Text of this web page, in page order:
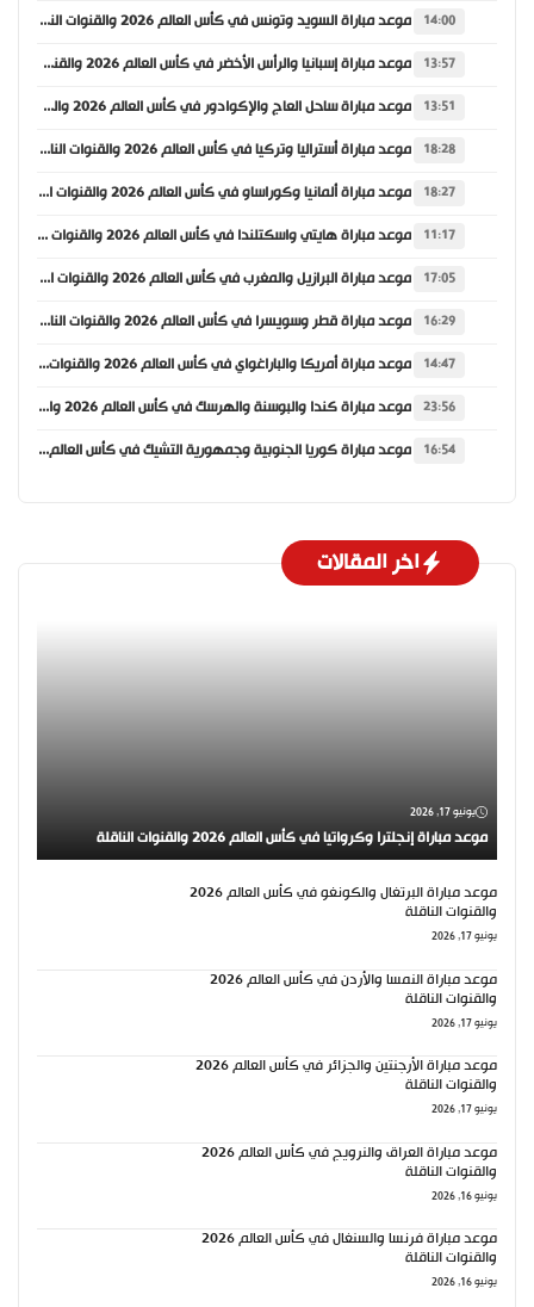
14:00 موعد مباراة السويد وتونس في كأس العالم 2026 والقنوات الناقلة
13:57 موعد مباراة إسبانيا والرأس الأخضر في كأس العالم 2026 والقنوات الناقلة
13:51 موعد مباراة ساحل العاج والإكوادور في كأس العالم 2026 والقنوات الناقلة
18:28 موعد مباراة أستراليا وتركيا في كأس العالم 2026 والقنوات الناقلة
18:27 موعد مباراة ألمانيا وكوراساو في كأس العالم 2026 والقنوات الناقلة
11:17 موعد مباراة هايتي واسكتلندا في كأس العالم 2026 والقنوات الناقلة
17:05 موعد مباراة البرازيل والمغرب في كأس العالم 2026 والقنوات الناقلة
16:29 موعد مباراة قطر وسويسرا في كأس العالم 2026 والقنوات الناقلة
14:47 موعد مباراة أمريكا والباراغواي في كأس العالم 2026 والقنوات الناقلة
23:56 موعد مباراة كندا والبوسنة والهرسك في كأس العالم 2026 والقنوات الناقلة
16:54 موعد مباراة كوريا الجنوبية وجمهورية التشيك في كأس العالم 2026 والقنوات الناقلة
اخر المقالات
يونيو 17, 2026
موعد مباراة إنجلترا وكرواتيا في كأس العالم 2026 والقنوات الناقلة
موعد مباراة البرتغال والكونغو في كأس العالم 2026
والقنوات الناقلة
يونيو 17, 2026
موعد مباراة النمسا والأردن في كأس العالم 2026
والقنوات الناقلة
يونيو 17, 2026
موعد مباراة الأرجنتين والجزائر في كأس العالم 2026
والقنوات الناقلة
يونيو 17, 2026
موعد مباراة العراق والنرويج في كأس العالم 2026
والقنوات الناقلة
يونيو 16, 2026
موعد مباراة فرنسا والسنغال في كأس العالم 2026
والقنوات الناقلة
يونيو 16, 2026